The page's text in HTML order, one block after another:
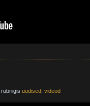
rubriigis uudised videod